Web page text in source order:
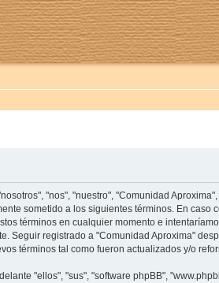
"nos", "nuestro", "Comunidad Aproxima",
sometido a los siguientes términos. En caso
términos en cualquier momento e
Seguir registrado a "Comunidad Aproxima"
términos tal como fueron actualizados y/o
"ellos", "sus", "software phpBB",